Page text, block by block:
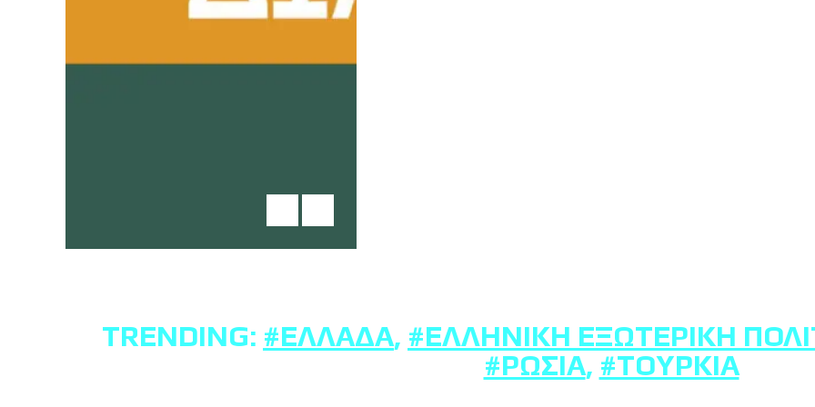
TRENDING: #ΕΛΛΆΔΑ, #ΕΛΛΗΝΙΚΉ ΕΞΩΤΕΡΙΚΉ
#ΡΩΣΊΑ, #ΤΟΥΡΚΊΑ